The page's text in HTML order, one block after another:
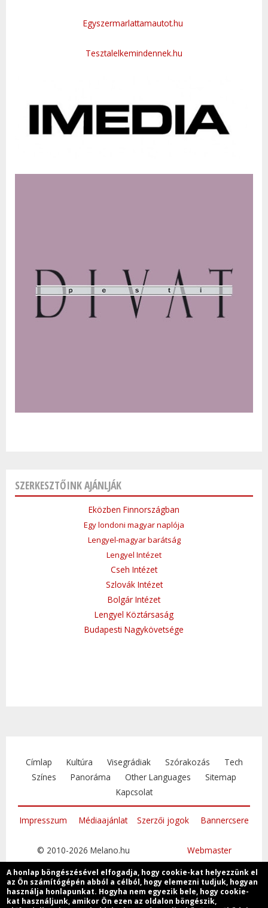
Egyszermarlattamautot.hu
Tesztalelkemindennek.hu
SZERKESZTŐINK AJÁNLJÁK
Eközben Finnországban
Egy londoni magyar naplója
Lengyel-magyar barátság
Lengyel Intézet
Cseh Intézet
Szlovák Intézet
Bolgár Intézet
Lengyel Köztársaság
Budapesti Nagykövetsége
Címlap Kultúra Visegrádiak Szórakozás
Tech
Színes
Panoráma Other Languages
Sitemap
Kapcsolat
Impresszum Médiaajánlat Szerzői jogok Bannercsere
© 2010-2026 Melano.hu Webmaster
Csatlakozzon
A honlap böngészésével elfogadja, hogy cookie-kat helyezzünk el
az Ön számítógépén abból a célból, hogy elemezni tudjuk, hogyan
használja honlapunkat. Hogyha nem egyezik bele, hogy cookie-
kat használjunk, amikor Ön ezen az oldalon böngészik,